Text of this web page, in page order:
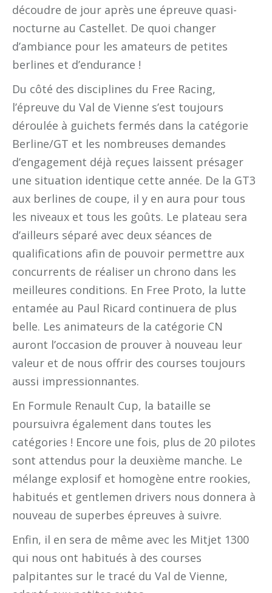
découdre de jour après une épreuve quasi-
nocturne au Castellet. De quoi changer
d’ambiance pour les amateurs de petites
berlines et d’endurance !
Du côté des disciplines du Free Racing,
l’épreuve du Val de Vienne s’est toujours
déroulée à guichets fermés dans la catégorie
Berline/GT et les nombreuses demandes
d’engagement déjà reçues laissent présager
une situation identique cette année. De la GT3
aux berlines de coupe, il y en aura pour tous
les niveaux et tous les goûts. Le plateau sera
d’ailleurs séparé avec deux séances de
qualifications afin de pouvoir permettre aux
concurrents de réaliser un chrono dans les
meilleures conditions. En Free Proto, la lutte
entamée au Paul Ricard continuera de plus
belle. Les animateurs de la catégorie CN
auront l’occasion de prouver à nouveau leur
valeur et de nous offrir des courses toujours
aussi impressionnantes.
En Formule Renault Cup, la bataille se
poursuivra également dans toutes les
catégories ! Encore une fois, plus de 20 pilotes
sont attendus pour la deuxième manche. Le
mélange explosif et homogène entre rookies,
habitués et gentlemen drivers nous donnera à
nouveau de superbes épreuves à suivre.
Enfin, il en sera de même avec les Mitjet 1300
qui nous ont habitués à des courses
palpitantes sur le tracé du Val de Vienne,